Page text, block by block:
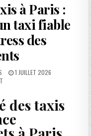
à Paris :
taxi fiable
des
PUBLISHED DATE:
1 JUILLET 2026
ON TENSIONS SUR LES TAXIS À
des taxis